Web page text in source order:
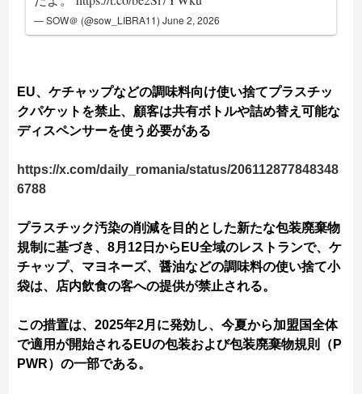
— SOW＠ (@sow_LIBRA11)June 2, 2026
EU、ケチャップなどの調味料向け使い捨てプラスチッ
クパケットを禁止、顧客は共有ボトルや詰め替え可能な
ディスペンサーを使う必要がある
https://x.com/daily_romania/status/206112877848348
6788
プラスチック汚染の削減を目的とした新たな包装廃棄物
規制に基づき、8月12日からEU全域のレストランで、ケ
チャップ、マヨネーズ、醤油などの調味料の使い捨て小
袋は、店内飲食の客への提供が禁止される。
この措置は、2025年2月に発効し、今夏から加盟国全体
で適用が開始されるEUの包装および包装廃棄物規則（P
PWR）の一部である。